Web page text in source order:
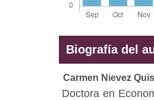
Biografía del
Carmen Nievez
Doctora en